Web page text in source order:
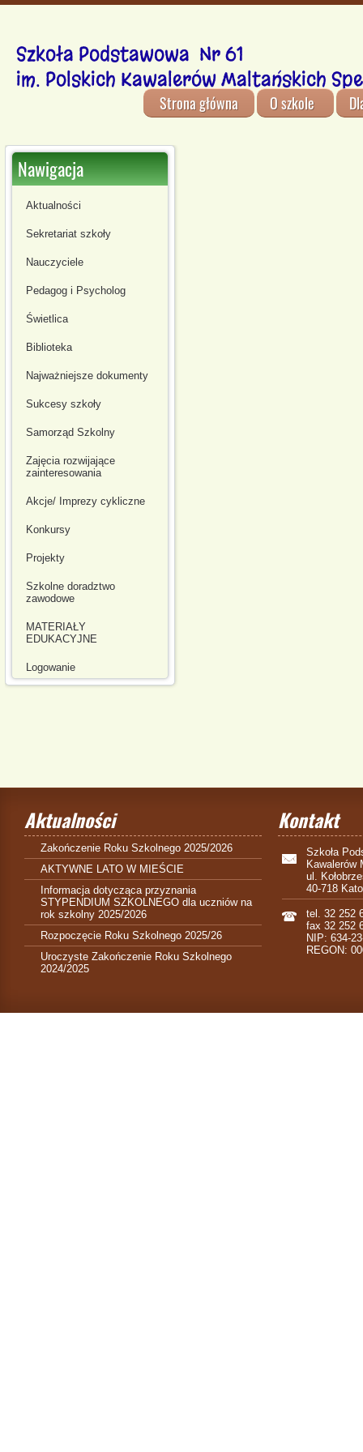
Szkoła Podstawowa Nr 61
im. Polskich Kawalerów Maltańskich
Strona główna O szkole
Nawigacja
Aktualności
Sekretariat szkoły
Nauczyciele
Pedagog i Psycholog
Świetlica
Biblioteka
Najważniejsze dokumenty
Sukcesy szkoły
Samorząd Szkolny
Zajęcia rozwijające
zainteresowania
Akcje/ Imprezy cykliczne
Konkursy
Projekty
Szkolne doradztwo
zawodowe
MATERIAŁY
EDUKACYJNE
Logowanie
Aktualności
Zakończenie Roku Szkolnego 2025/2026
AKTYWNE LATO W MIEŚCIE
Informacja dotycząca przyznania
STYPENDIUM SZKOLNEGO dla uczniów na
rok szkolny 2025/2026
Rozpoczęcie Roku Szkolnego 2025/26
Uroczyste Zakończenie Roku Szkolnego
2024/2025
Kontakt
Szkoła
Kawalerów
ul.
40-718
tel. 32 252
fax 32 252
NIP: 634-
REGON: